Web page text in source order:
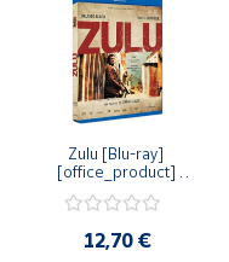
Zulu [Blu-ray]
[office_product]
12,70 €